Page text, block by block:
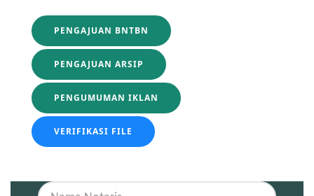
PENGAJUAN BNTBN
PENGAJUAN ARSIP
PENGUMUMAN IKLAN
VERIFIKASI FILE